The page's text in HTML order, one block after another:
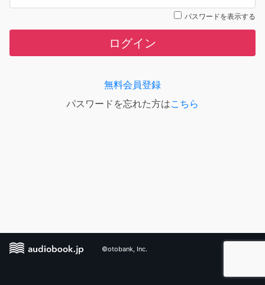
パスワードを表示する
ログイン
無料会員登録
パスワードを忘れた方はこちら
©otobank, Inc.